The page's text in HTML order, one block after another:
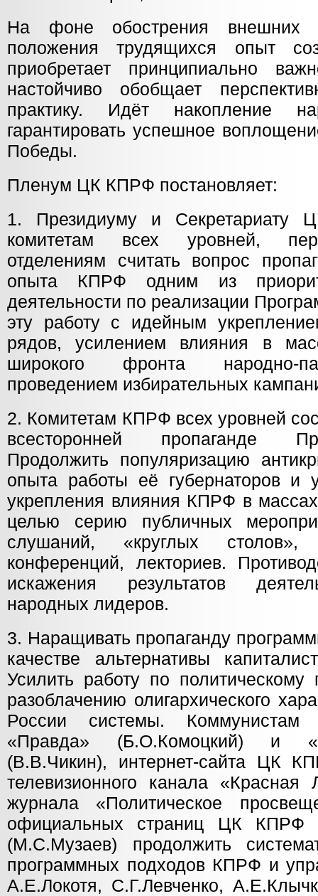
На фоне обострения внешних
положения трудящихся опыт
приобретает принципиально
настойчиво обобщает
практику. Идёт накопление
гарантировать успешное
Победы.
Пленум ЦК КПРФ постановляет:
1. Президиуму и Секретариату
комитетам всех уровней,
отделениям считать вопрос
опыта КПРФ одним из
деятельности по реализации
эту работу с идейным
рядов, усилением влияния в
широкого фронта народно-
проведением избирательных
2. Комитетам КПРФ всех уровней
всесторонней пропаганде
Продолжить популяризацию
опыта работы её губернаторов и
укрепления влияния КПРФ в
целью серию публичных
слушаний, «круглых столов»,
конференций, лекториев.
искажения результатов
народных лидеров.
3. Наращивать пропаганду
качестве альтернативы
Усилить работу по
разоблачению олигархического
России системы. Коммунистам
«Правда» (Б.О.Комоцкий) и
(В.В.Чикин), интернет-сайта ЦК
телевизионного канала
журнала «Политическое
официальных страниц ЦК КПРФ
(М.С.Музаев) продолжить
программных подходов КПРФ и
А.Е.Локотя, С.Г.Левченко,